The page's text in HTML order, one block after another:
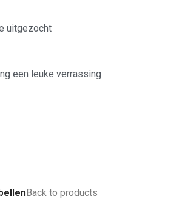
uitgezocht
een leuke verrassing
Back to products